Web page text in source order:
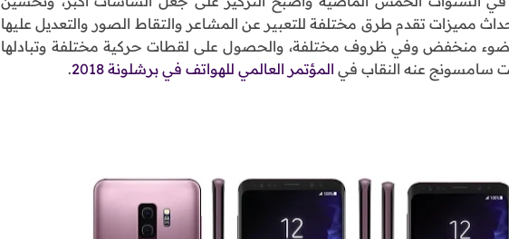
مميزات تقدم طرق مختلفة للتعبير عن المشاعر والتقاط الصور والتعديل عليها
منخفض وفي ظروف مختلفة، والحصول على لقطات حركية مختلفة وتبادلها
سامسونج عنه النقاب في المؤتمر العالمي للهواتف في برشلونة 2018 .